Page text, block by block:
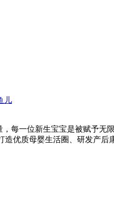
儿
每一位新生宝宝是被赋予
优质母婴生活圈、研发产后